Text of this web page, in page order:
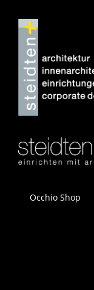
Inhalt
springen
Occhio Shop